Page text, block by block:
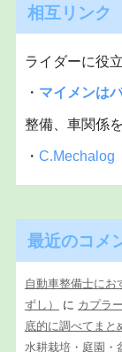
相互リンク
ライダーに役
・ マイメンは
整備、車関係
・ C.Mechalog
最近のコメ
自動車整備士にお
ずし）
に カプラ
底的に調べてまと
水耕栽培・庭園・